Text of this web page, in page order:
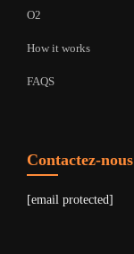
O2
How it works
FAQS
Contactez-nous
[email protected]